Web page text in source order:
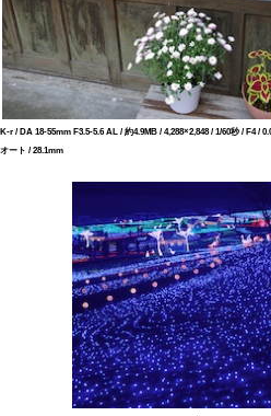
K-r / DA 18-55mm F3.5-5.6 AL / 約4.9MB / 4,288×2,848 / 1/60秒 / F4 /
オート / 28.1mm